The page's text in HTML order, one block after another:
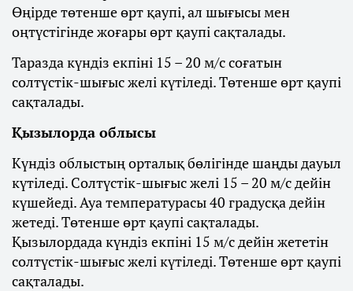
Өңірде төтенше өрт қаупі, ал шығысы мен
оңтүстігінде жоғары өрт қаупі сақталады.
Таразда күндіз екпіні 15 – 20 м/с соғатын
солтүстік-шығыс желі күтіледі. Төтенше өрт қаупі
сақталады.
Қызылорда облысы
Күндіз облыстың орталық бөлігінде шаңды дауыл
күтіледі. Солтүстік-шығыс желі 15 – 20 м/с дейін
күшейеді. Ауа температурасы 40 градусқа дейін
жетеді. Төтенше өрт қаупі сақталады.
Қызылордада күндіз екпіні 15 м/с дейін жететін
солтүстік-шығыс желі күтіледі. Төтенше өрт қаупі
сақталады.